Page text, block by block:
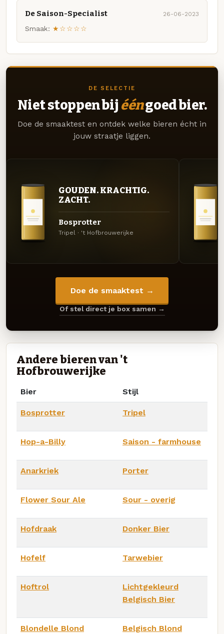
De Saison-Specialist 26-06-2023
Smaak: ★☆☆☆☆
DE SELECTIE
Niet stoppen bij ééngoed bier.
Doe de smaaktest en ontdek welke bieren écht in
jouw straatje liggen.
GOUDEN. KRACHTIG.
ZACHT.
Bosprotter
Tripel · 't Hofbrouwerijke
Doe de smaaktest →
Of stel direct je box samen →
Andere bieren van 't
Hofbrouwerijke
Bier Stijl
Bosprotter Tripel
Hop-a-Billy Saison - farmhouse
Anarkriek Porter
Flower Sour Ale Sour - overig
Hofdraak Donker Bier
Hofelf Tarwebier
Hoftrol
Lichtgekleurd
Belgisch Bier
Blondelle Blond Belgisch Blond